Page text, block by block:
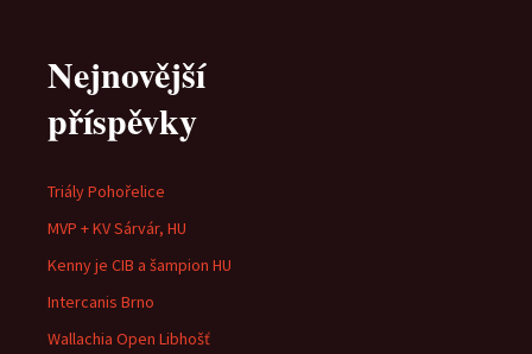
Nejnovější
příspěvky
Triály Pohořelice
MVP + KV Sárvár, HU
Kenny je CIB a šampion HU
Intercanis Brno
Wallachia Open Libhošť